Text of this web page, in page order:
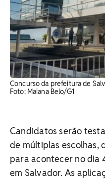
Concurso da prefeitura de
Foto: Maiana Belo/G1
Candidatos serão
de múltiplas escolhas,
para acontecer no dia
em Salvador. As